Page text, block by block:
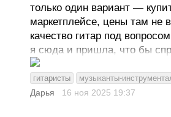
только один вариант —
маркетплейсе, цены там не
качество гитар под
я сюда и пришла, что бы
гитаристы музыканты-
Дарья 16 ноя 2025 19:37